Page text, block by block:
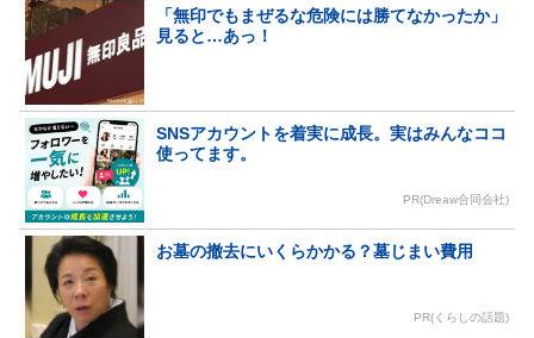
「無印でもまぜるな危険には勝てなかったか」
見ると…あっ！
SNSアカウントを着実に成長。実はみんなココ
使ってます。
PR(Dreaw合同会社)
お墓の撤去にいくらかかる？墓じまい費用
PR(くらしの話題)